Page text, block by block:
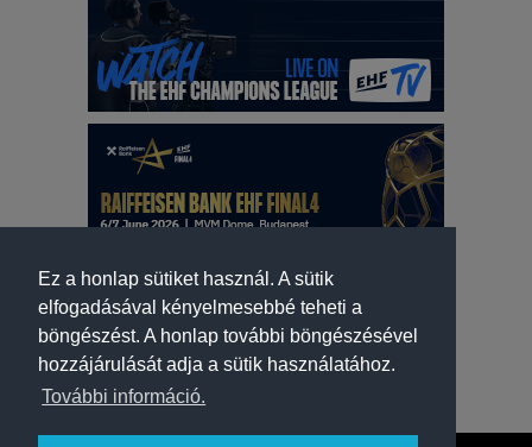
Ez a honlap sütiket használ. A sütik
elfogadásával kényelmesebbé teheti a
böngészést. A honlap további böngészésével
hozzájárulását adja a sütik használatához.
További információ.